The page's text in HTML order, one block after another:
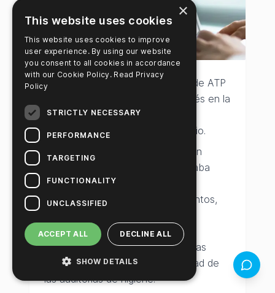
La incorporación de las pruebas de ATP
ha marcado un antes y un después en la
evaluación de los estándares de
limpieza en el sector aeroportuario.
Durante años, nuestro trabajo con
aeropuertos y aerolíneas se basaba
principalmente en observaciones
visuales y revisión de procedimientos,
herramienta científica, objetiva y
cuantificable que respalda nuestras
conclusiones y eleva la credibilidad de
las auditorías de higiene.
×
This website uses cookies
This website uses cookies to improve
user experience. By using our website
you consent to all cookies in accordance
with our Cookie Policy. Read Privacy
Policy
STRICTLY NECESSARY
PERFORMANCE
TARGETING
FUNCTIONALITY
UNCLASSIFIED
ACCEPT ALL DECLINE ALL
SHOW DETAILS